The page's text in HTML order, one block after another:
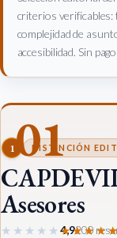
criterios verificables:
complejidad de
accesibilidad. Sin
01
1 DISTINCIÓN
Asesores
★★★★★4,9200